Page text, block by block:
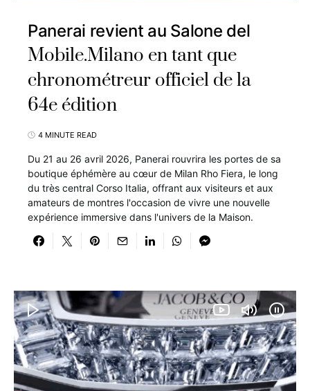
Panerai revient au Salone del
Mobile.Milano en tant que
chronométreur officiel de la
64e édition
4 MINUTE READ
Du 21 au 26 avril 2026, Panerai rouvrira les portes de sa
boutique éphémère au cœur de Milan Rho Fiera, le long
du très central Corso Italia, offrant aux visiteurs et aux
amateurs de montres l'occasion de vivre une nouvelle
expérience immersive dans l'univers de la Maison.